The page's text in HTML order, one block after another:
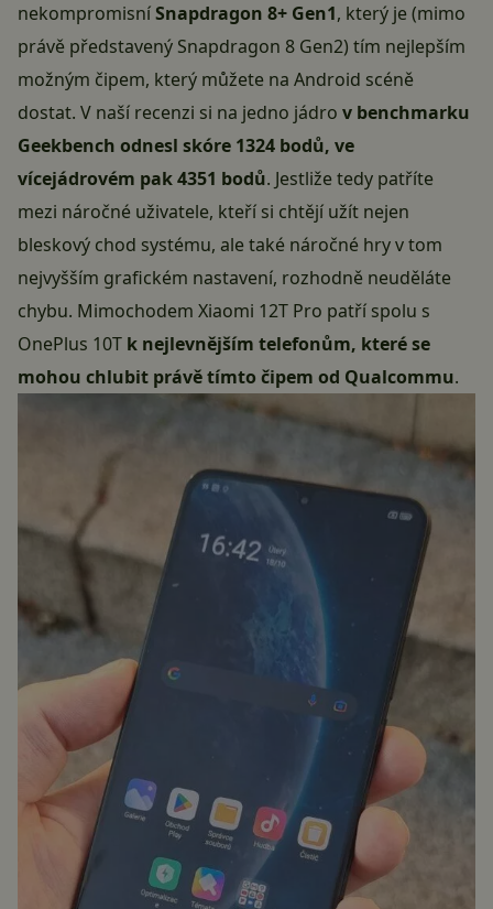
nekompromisníSnapdragon 8+ Gen1, který je (mimo
právě představený Snapdragon 8 Gen2) tím nejlepším
možným čipem, který můžete na Android scéně
dostat. V naší recenzi si na jedno jádro v benchmarku
Geekbench odnesl skóre 1324 bodů, ve
vícejádrovém pak 4351 bodů. Jestliže tedy patříte
mezi náročné uživatele, kteří si chtějí užít nejen
bleskový chod systému, ale také náročné hry v tom
nejvyšším grafickém nastavení, rozhodně neuděláte
chybu. Mimochodem Xiaomi 12T Pro patří spolu s
OnePlus 10T k nejlevnějším telefonům, které se
mohou chlubit právě tímto čipem od Qualcommu.